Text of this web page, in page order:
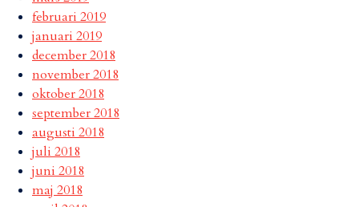
februari 2019
januari 2019
december 2018
november 2018
oktober 2018
september 2018
augusti 2018
juli 2018
juni 2018
maj 2018